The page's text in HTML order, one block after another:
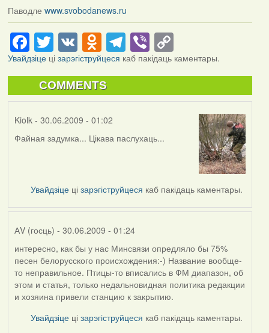
Паводле www.svobodanews.ru
Facebook
Twitter
VKOdnoklassniki
Telegram
ViberCopy
Link
Увайдзіцеці зарэгіструйцеся каб пакідаць каментары.
COMMENTS
Kiolk- 30.06.2009 - 01:02
Файная задумка... Цікава паслухаць...
Увайдзіце цізарэгіструйцеся каб пакідаць каментары.
АV (госць) - 30.06.2009 - 01:24
интересно, как бы у нас Минсвязи опредляло бы 75%
песен белорусского происхождения:-) Название вообще-
то неправильное. Птицы-то вписались в ФМ диапазон, об
этом и статья, только недальновидная политика редакции
и хозяина привели станцию к закрытию.
Увайдзіце цізарэгіструйцеся каб пакідаць каментары.